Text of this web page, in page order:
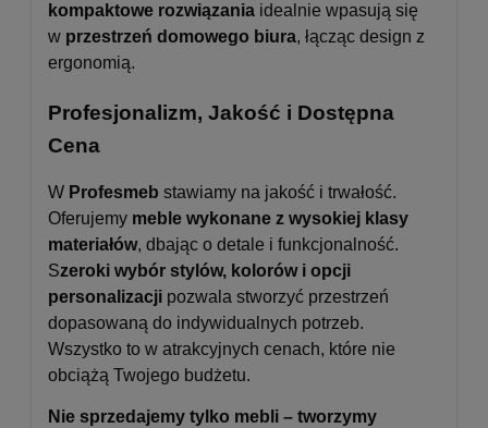
kompaktowe rozwiązania idealnie wpasują się
w przestrzeń domowego biura, łącząc design z
ergonomią.
Profesjonalizm, Jakość i Dostępna
Cena
W Profesmeb stawiamy na jakość i trwałość.
Oferujemy meble wykonane z wysokiej klasy
materiałów, dbając o detale i funkcjonalność.
Szeroki wybór stylów, kolorów i opcji
personalizacji pozwala stworzyć przestrzeń
dopasowaną do indywidualnych potrzeb.
Wszystko to w atrakcyjnych cenach, które nie
obciążą Twojego budżetu.
Nie sprzedajemy tylko mebli – tworzymy